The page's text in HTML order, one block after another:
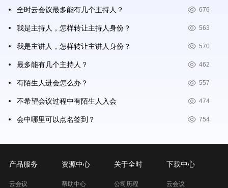
全时云会议最多能有几个主持人？ 676
我是主持人，怎样转让主持人身份？ 563
我是主讲人，怎样转让主讲人身份？ 570
最多能有几个主持人？ 462
有陌生人进会怎么办？ 557
不希望会议过程中有陌生人入会 474
会中哪里可以点名签到？ 754
产品服务
云会议
资源中心
帮助中心
关于全时
公司历程
下载中心
云会议